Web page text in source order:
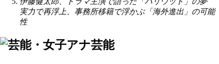
実力で再浮上、事務所移籍で浮かぶ「海外進出」の可能
性
芸能